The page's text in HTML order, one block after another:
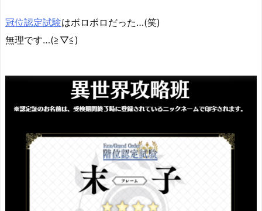
冠位認定試験はボロボロだった…(笑)
無理です…(≧▽≦)